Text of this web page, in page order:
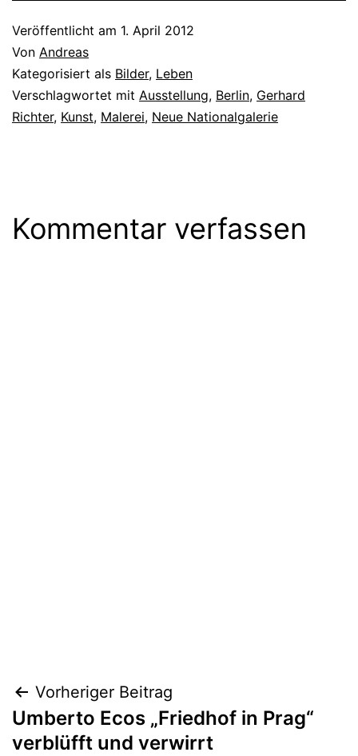
Veröffentlicht am 1. April 2012
Von Andreas
Kategorisiert als Bilder, Leben
Verschlagwortet mit Ausstellung, Berlin, Gerhard
Richter, Kunst, Malerei, Neue Nationalgalerie
Kommentar verfassen
Beitragsnavigation
Vorheriger Beitrag
Umberto Ecos „Friedhof in Prag“
verblüfft und verwirrt